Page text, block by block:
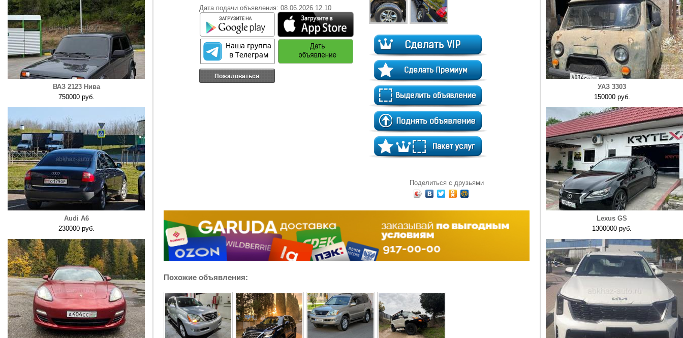
ВАЗ 2123 Нива
750000 руб.
Audi A6
230000 руб.
Дата подачи объявления: 08.06.2026 12.10
Пожаловаться
Поделиться с друзьями
Похожие объявления:
УАЗ 3303
150000 руб.
Lexus GS
1300000 руб.